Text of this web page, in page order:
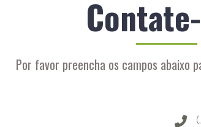
Por favor preencha os campos abaixo